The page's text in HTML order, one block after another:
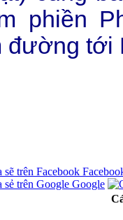
phiền
đường
Google